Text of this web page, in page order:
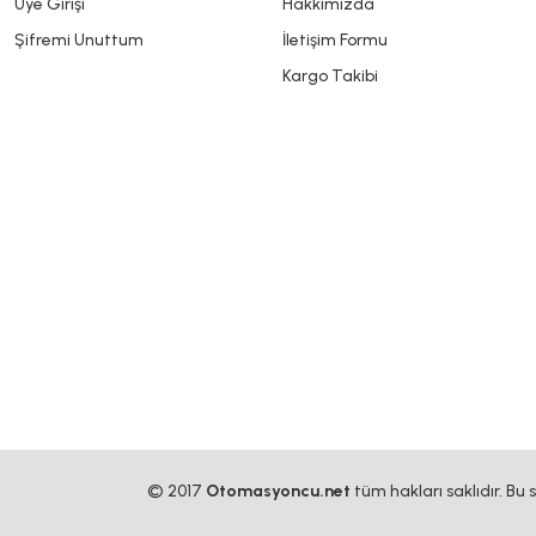
Üye Girişi
Şifremi Unuttum
Hakkımızda
İletişim Formu
Kargo Takibi
© 2017 Otomasyoncu.net tüm hakları saklıdır.